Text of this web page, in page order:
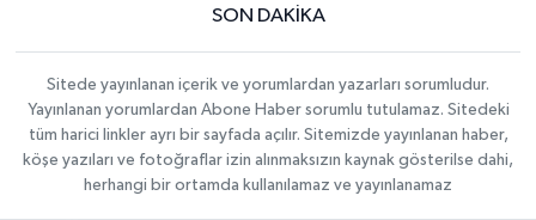
SON DAKİKA
Sitede yayınlanan içerik ve yorumlardan yazarları sorumludur.
Yayınlanan yorumlardan Abone Haber sorumlu tutulamaz. Sitedeki
tüm harici linkler ayrı bir sayfada açılır. Sitemizde yayınlanan haber,
köşe yazıları ve fotoğraflar izin alınmaksızın kaynak gösterilse dahi,
herhangi bir ortamda kullanılamaz ve yayınlanamaz